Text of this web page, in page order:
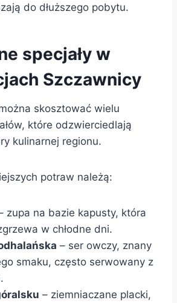
do dłuższego pobytu.
specjały w
Szczawnicy
skosztować wielu
które odzwierciedlają
kulinarnej regionu.
potraw należą:
zupa na bazie kapusty, która
w chłodne dni.
– ser owczy, znany
smaku, często serwowany z
– ziemniaczane placki,